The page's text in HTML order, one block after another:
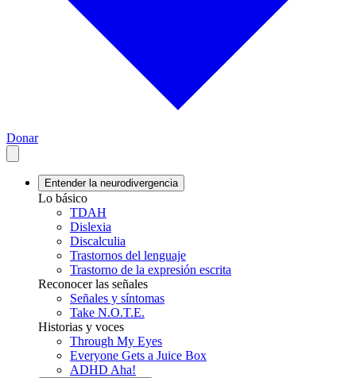
Donar
Entender la neurodivergencia
Lo básico
TDAH
Dislexia
Discalculia
Trastornos del lenguaje
Trastorno de la expresión escrita
Reconocer las señales
Señales y síntomas
Take N.O.T.E.
Historias y voces
Through My Eyes
Everyone Gets a Juice Box
ADHD Aha!